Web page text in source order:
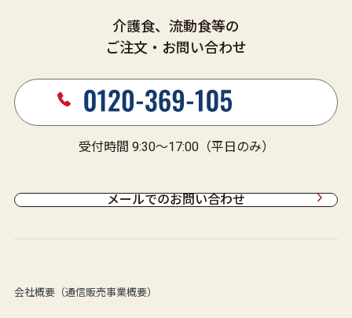
介護食、流動食等の
ご注文・お問い合わせ
受付時間 9:30～17:00（平日のみ）
メールでのお問い合わせ
会社概要（通信販売事業概要）